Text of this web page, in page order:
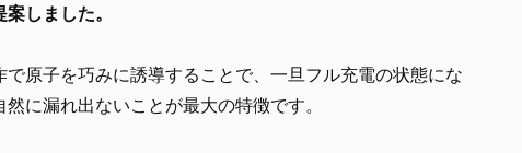
しました。
原子を巧みに誘導することで、一旦フル充電の状態にな
に漏れ出ないことが最大の特徴です。